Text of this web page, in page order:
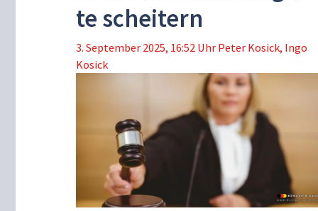
te scheitern
3. September 2025, 16:52 Uhr Peter Kosick, Ingo
Kosick